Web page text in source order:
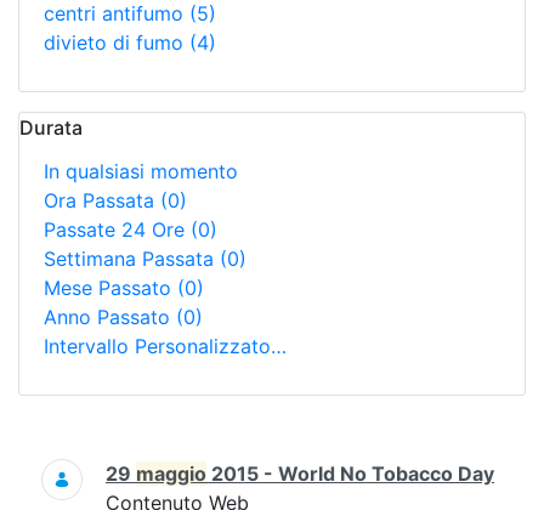
centri antifumo (5)
divieto di fumo (4)
Durata
In qualsiasi momento
Ora Passata (0)
Passate 24 Ore (0)
Settimana Passata (0)
Mese Passato (0)
Anno Passato (0)
Intervallo Personalizzato…
Ricerca
29 maggio 2015 - World No Tobacco Day
Contenuto Web